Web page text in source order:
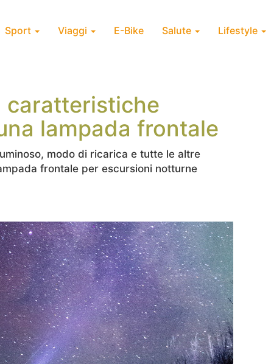
Sport Viaggi E-Bike Salute Lifestyle
caratteristiche
lampada frontale
modo di ricarica e tutte le altre
frontale per escursioni notturne